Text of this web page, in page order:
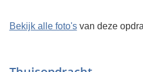
Bekijk alle foto'svan deze